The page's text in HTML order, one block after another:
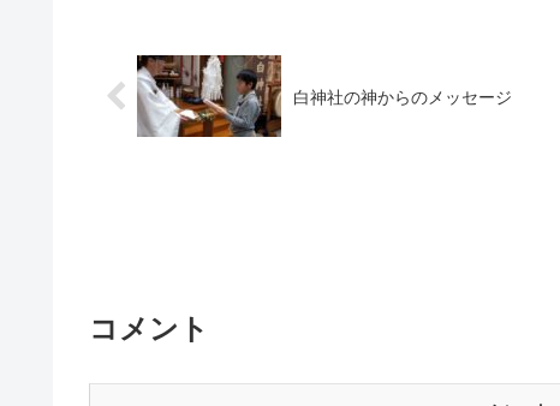
白神社の神からのメッセージ
コメント